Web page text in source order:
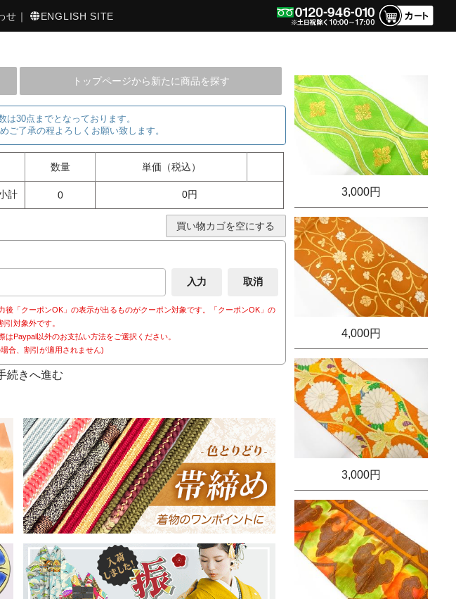
せ ｜ ENGLISH SITE
トップページから新たに商品を探す
は30点までとなっております。
ご了承の程よろしくお願い致します。
数量 単価（税込）
計 0 0円
買い物カゴを空にする
後「クーポンOK」の表示が出るものがクーポン対象です。「クーポンOK」の
引対象外です。
Paypal以外のお支払い方法をご選択ください。
合、割引が適用されません)
続きへ進む
3,000円
4,000円
3,000円